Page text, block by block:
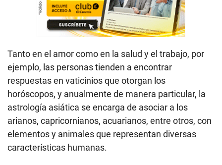
Tanto en el amor como en la salud y el trabajo, por
ejemplo, las personas tienden a encontrar
respuestas en vaticinios que otorgan los
horóscopos, y anualmente de manera particular, la
astrología asiática se encarga de asociar a los
arianos, capricornianos, acuarianos, entre otros, con
elementos y animales que representan diversas
características humanas.